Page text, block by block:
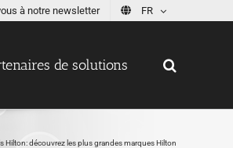
à notre newsletter FR
de solutions
Hilton: découvrez les plus grandes marques Hilton